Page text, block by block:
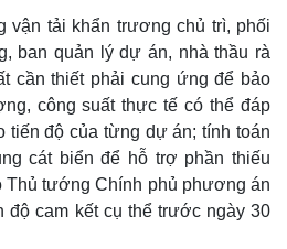
vận tải khẩn trương chủ trì, phối
ban quản lý dự án, nhà thầu rà
cần thiết phải cung ứng để bảo
công suất thực tế có thể đáp
tiến độ của từng dự án; tính toán
cát biển để hỗ trợ phần thiếu
Thủ tướng Chính phủ phương án
độ cam kết cụ thể trước ngày 30